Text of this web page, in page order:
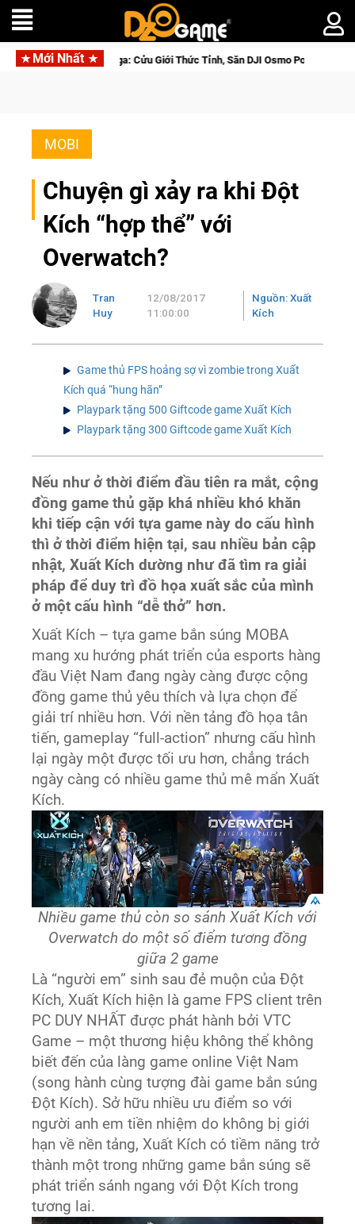
Mới Nhất
Cửu Giới Thức Tỉnh, Săn DJI Osmo Pocket 3 Ngay Hôm Nay
MOBI
Chuyện gì xảy ra khi Đột
Kích “hợp thể” với
Overwatch?
Tran
Huy
12/08/2017
11:00:00
Nguồn: Xuất
Kích
Game thủ FPS hoảng sợ vì zombie trong Xuất
Kích quá “hung hãn”
Playpark tặng 500 Giftcode game Xuất Kích
Playpark tặng 300 Giftcode game Xuất Kích
Nếu như ở thời điểm đầu tiên ra mắt, cộng
đồng game thủ gặp khá nhiều khó khăn
khi tiếp cận với tựa game này do cấu hình
thì ở thời điểm hiện tại, sau nhiều bản cập
nhật, Xuất Kích dường như đã tìm ra giải
pháp để duy trì đồ họa xuất sắc của mình
ở một cấu hình “dễ thở” hơn.
Xuất Kích – tựa game bắn súng MOBA
mang xu hướng phát triển của esports hàng
đầu Việt Nam đang ngày càng được cộng
đồng game thủ yêu thích và lựa chọn để
giải trí nhiều hơn. Với nền tảng đồ họa tân
tiến, gameplay “full-action” nhưng cấu hình
lại ngày một được tối ưu hơn, chẳng trách
ngày càng có nhiều game thủ mê mẩn Xuất
Kích.
Nhiều game thủ còn so sánh Xuất Kích với
Overwatch do một số điểm tương đồng
giữa 2 game
Là “người em” sinh sau đẻ muộn của Đột
Kích, Xuất Kích hiện là game FPS client trên
PC DUY NHẤT được phát hành bởi VTC
Game – một thương hiệu không thể không
biết đến của làng game online Việt Nam
(song hành cùng tượng đài game bắn súng
Đột Kích). Sở hữu nhiều ưu điểm so với
người anh em tiền nhiệm do không bị giới
hạn về nền tảng, Xuất Kích có tiềm năng trở
thành một trong những game bắn súng sẽ
phát triển sánh ngang với Đột Kích trong
tương lai.